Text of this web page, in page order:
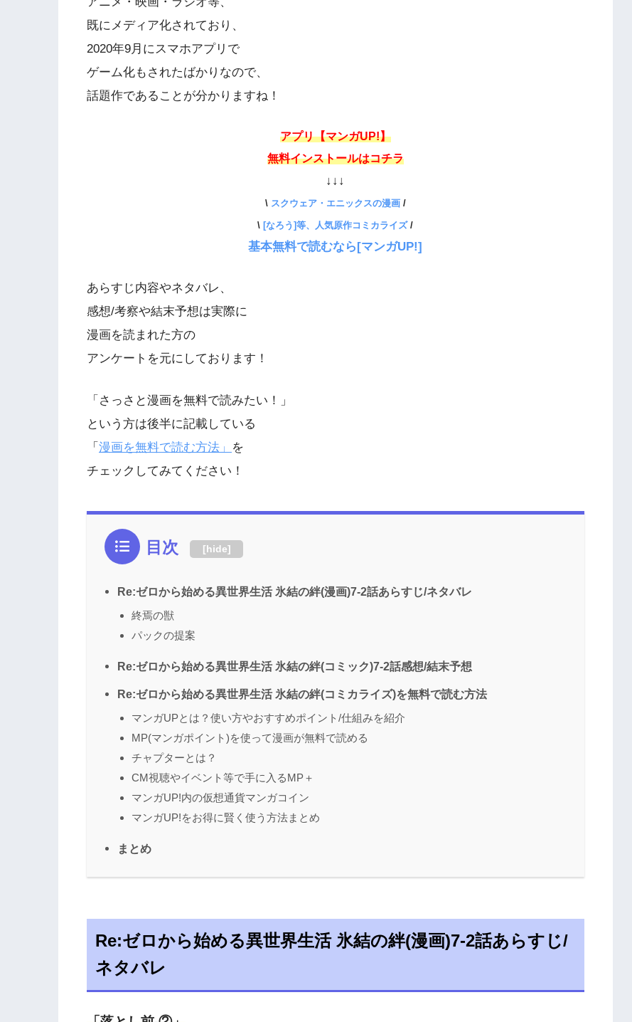
既にメディア化されており、
2020年9月にスマホアプリで
ゲーム化もされたばかりなので、
話題作であることが分かりますね！
アプリ【マンガUP!】
無料インストールはコチラ
↓↓↓
\ スクウェア・エニックスの漫画/
\ [なろう]等、人気原作コミカライズ/
基本無料で読むなら[マンガUP!]
あらすじ内容やネタバレ、
感想/考察や結末予想は実際に
漫画を読まれた方の
アンケートを元にしております！
「さっさと漫画を無料で読みたい！」
という方は後半に記載している
「 漫画を無料で読む方法」
を
チェックしてみてください！
目次 [hide]
Re:ゼロから始める異世界生活 氷結の絆(漫画)7-2話あらすじ/ネタバレ
終焉の獣
パックの提案
Re:ゼロから始める異世界生活 氷結の絆(コミック)7-2話感想/結末予想
Re:ゼロから始める異世界生活 氷結の絆(コミカライズ)を無料で読む方法
マンガUPとは？使い方やおすすめポイント/仕組みを紹介
MP(マンガポイント)を使って漫画が無料で読める
チャプターとは？
CM視聴やイベント等で手に入るMP＋
マンガUP!内の仮想通貨マンガコイン
マンガUP!をお得に賢く使う方法まとめ
まとめ
Re:ゼロから始める異世界生活 氷結の絆(漫画)7-2話あらすじ/
ネタバレ